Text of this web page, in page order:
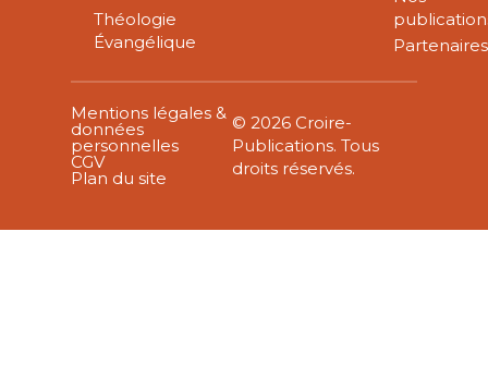
Théologie
Évangélique
Partenaires
Mentions légales &
données
personnelles
CGV
Plan du site
© 2026 Croire-
Publications. Tous
droits réservés.